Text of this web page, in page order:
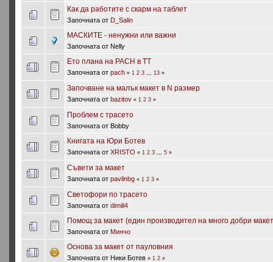
Как да работите с скарм на таблет
Започната от D_Salin
МАСКИТЕ - ненужни или важни
Започната от Nelly
Ето плана на РАСН в ТТ
Започната от pach « 1 2 3 13»
Започване на малък макет в N размер
Започната от bazitov « 1 2 3»
Проблем с трасето
Започната от Bobby
Книгата на Юри Ботев
Започната от XRISTO « 1 2 3 5»
Съвети за макет
Започната от pavlinbg « 1 2 3»
Светофори по трасето
Започната от dimili4
Помощ за макет (един производител на много добри
Започната от Минчо
Основа за макет от пауловния
Започната от Ники Ботев « 1 2»